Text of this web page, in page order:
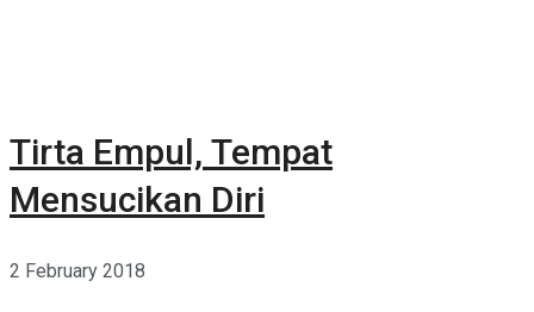
Tirta Empul, Tempat
Mensucikan Diri
2 February 2018